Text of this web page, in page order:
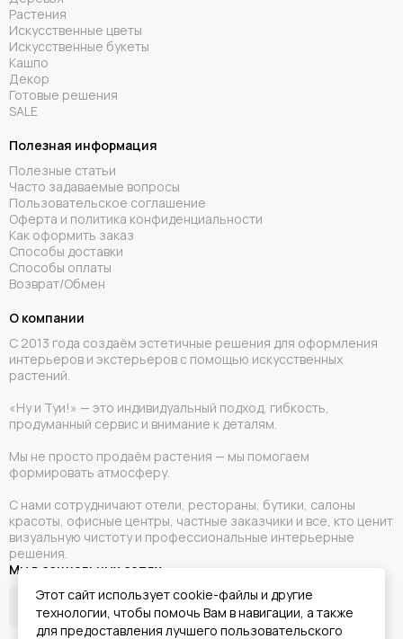
Растения
Искусственные цветы
Искусственные букеты
Кашпо
Декор
Готовые решения
SALE
Полезная информация
Полезные статьи
Часто задаваемые вопросы
Пользовательское соглашение
Оферта и политика конфиденциальности
Как оформить заказ
Способы доставки
Способы оплаты
Возврат/Обмен
О компании
С 2013 года создаём эстетичные решения для оформления
интерьеров и экстерьеров с помощью искусственных
растений.
«Ну и Туи!» — это индивидуальный подход, гибкость,
продуманный сервис и внимание к деталям.
Мы не просто продаём растения — мы помогаем
формировать атмосферу.
С нами сотрудничают отели, рестораны, бутики, салоны
красоты, офисные центры, частные заказчики и все, кто ценит
визуальную чистоту и профессиональные интерьерные
решения.
Мы в социальных сетях
Этот сайт использует cookie-файлы и другие
технологии, чтобы помочь Вам в навигации, а также
для предоставления лучшего пользовательского